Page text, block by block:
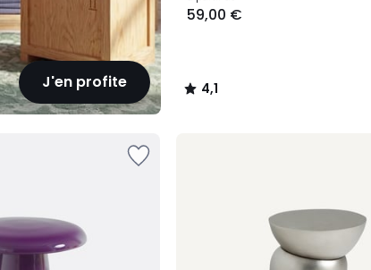
J'en profite
59,00 €
4,1
/